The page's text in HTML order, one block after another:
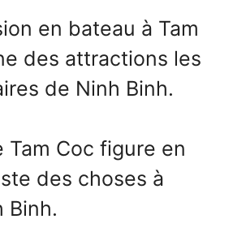
en bateau à Tam
des attractions les
de Ninh Binh.
Tam Coc figure en
des choses à
Binh.